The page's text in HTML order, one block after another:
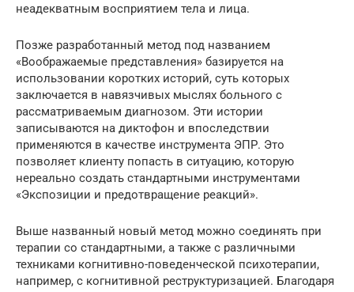
неадекватным восприятием тела и лица.
Позже разработанный метод под названием
«Воображаемые представления» базируется на
использовании коротких историй, суть которых
заключается в навязчивых мыслях больного с
рассматриваемым диагнозом. Эти истории
записываются на диктофон и впоследствии
применяются в качестве инструмента ЭПР. Это
позволяет клиенту попасть в ситуацию, которую
нереально создать стандартными инструментами
«Экспозиции и предотвращение реакций».
Выше названный новый метод можно соединять при
терапии со стандартными, а также с различными
техниками когнитивно-поведенческой психотерапии,
например, с когнитивной реструктуризацией. Благодаря